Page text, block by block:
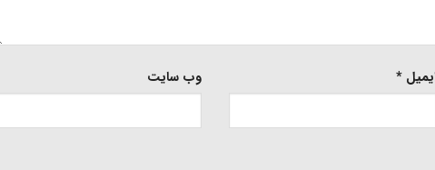
* وب‌ سایت